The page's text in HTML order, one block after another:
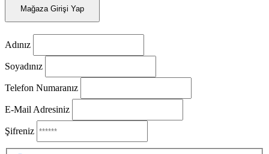
Mağaza Girişi Yap
Adınız
Soyadınız
Telefon Numaranız
E-Mail Adresiniz
Şifreniz